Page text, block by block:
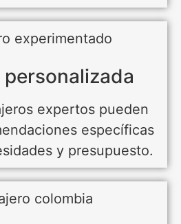
expertos pueden
específicas
y presupuesto.